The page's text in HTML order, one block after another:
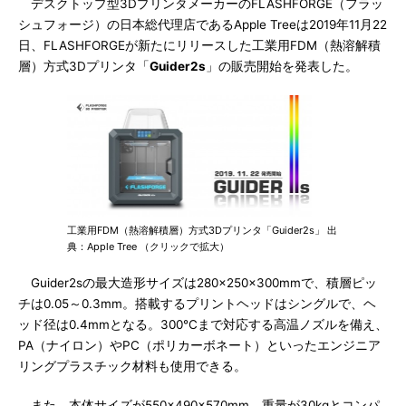
デスクトップ型3DプリンタメーカーのFLASHFORGE（フラッ
シュフォージ）の日本総代理店であるApple Treeは2019年11月22
日、FLASHFORGEが新たにリリースした工業用FDM（熱溶解積
層）方式3Dプリンタ「Guider2s 」の販売開始を発表した。
工業用FDM（熱溶解積層）方式3Dプリンタ「Guider2s」 出
典：Apple Tree （クリックで拡大）
Guider2sの最大造形サイズは280×250×300mmで、積層ピッ
チは0.05～0.3mm。搭載するプリントヘッドはシングルで、ヘ
ッド径は0.4mmとなる。300℃まで対応する高温ノズルを備え、
PA（ナイロン）やPC（ポリカーボネート）といったエンジニア
リングプラスチック材料も使用できる。